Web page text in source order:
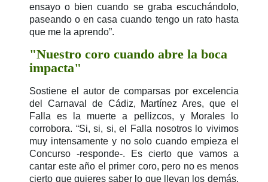
ensayo o bien cuando se graba escuchándolo,
paseando o en casa cuando tengo un rato hasta
que me la aprendo”.
"Nuestro coro cuando abre la boca
impacta"
Sostiene el autor de comparsas por excelencia
del Carnaval de Cádiz, Martínez Ares, que el
Falla es la muerte a pellizcos, y Morales lo
corrobora. “Si, si, si, el Falla nosotros lo vivimos
muy intensamente y no solo cuando empieza el
Concurso -responde-.
Es cierto que vamos a
cantar este año el primer coro, pero no es menos
cierto que quieres saber lo que llevan los demás.